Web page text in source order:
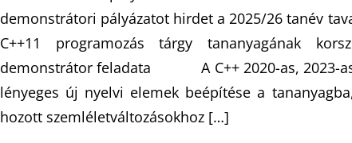
demonstrátori pályázatot hirdet a 2025/26 tanév
C++11 programozás tárgy tananyagának
demonstrátor feladata A C++ 2020-as, 2023-as
lényeges új nyelvi elemek beépítése a
hozott szemléletváltozásokhoz […]